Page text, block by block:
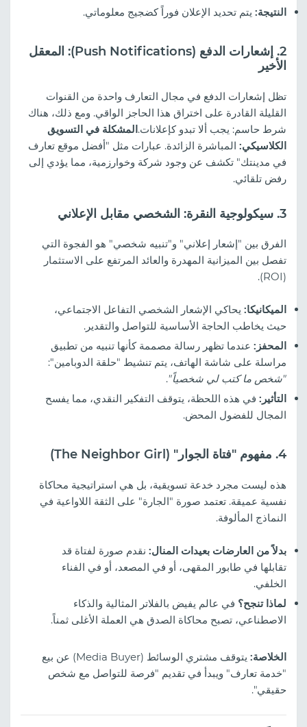
النتيجة: يتم تحديد الإعلان فوراً كضجيج معلوماتي.
2. إشعارات الدفع (Push Notifications): المعقل
الأخير
تظل إشعارات الدفع في مجال التعارف واحدة من القنوات
القليلة القادرة على اختراق هذا الحاجز الواقي. ومع ذلك، هناك
شرط حاسم: يجب ألا تبدو كإعلانات.المشكلة في التسويق
الكلاسيكي: المباشرة الزائدة. عبارات مثل "أفضل موقع تعارف
في مدينتك" تكشف عن وجود شركة وخوارزمية، مما يؤدي إلى
رفض تلقائي.
3. سيكولوجية النقرة: الشخصي مقابل الإعلاني
الفرق بين "إشعار إعلاني" و"تنبيه شخصي" هو الفجوة التي
تفصل بين الميزانية المهدرة والعائد المرتفع على الاستثمار
(ROI).
الميكانيكا: يحاكي الإشعار الشخصي التفاعل الاجتماعي،
حيث يخاطب الحاجة الأساسية للتواصل والتقدير.
المحفز: عندما تظهر رسالة مصممة كأنها تنبيه من تطبيق
مراسلة على شاشة الهاتف، يتم تنشيط "حلقة الدوبامين":
"شخص ما كتب لي شخصياً".
التأثير: في هذه اللحظة، يتوقف التفكير النقدي، مما يفسح
المجال للفضول المحض.
4. مفهوم "فتاة الجوار" (The Neighbor Girl)
هذه ليست مجرد خدعة تسويقية، بل هي استراتيجية محاكاة
نفسية عميقة. تعتمد صورة "الجارة" على الثقة اللاواعية في
النماذج المألوفة.
بدلاً من العارضات بعيدات المنال: نقدم صورة لفتاة قد
تقابلها في طابور المقهى، أو في المصعد، أو في الفناء
الخلفي.
لماذا تنجح؟ في عالم يفيض بالفلاتر المثالية والذكاء
الاصطناعي، تصبح محاكاة الصدق هي العملة الأغلى ثمناً.
الخلاصة:
يتوقف مشتري الوسائط (Media Buyer) عن بيع
"خدمة تعارف" ويبدأ في تقديم "فرصة للتواصل مع شخص
حقيقي".